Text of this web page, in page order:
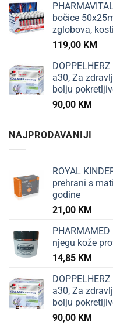
bočice
zglobova,
119,00 KM
a30, Za
bolju
90,00 KM
NAJPRODAVANIJI
ROYAL
prehrani s
godine
21,00 KM
njegu kože
14,85 KM
a30, Za
bolju
90,00 KM